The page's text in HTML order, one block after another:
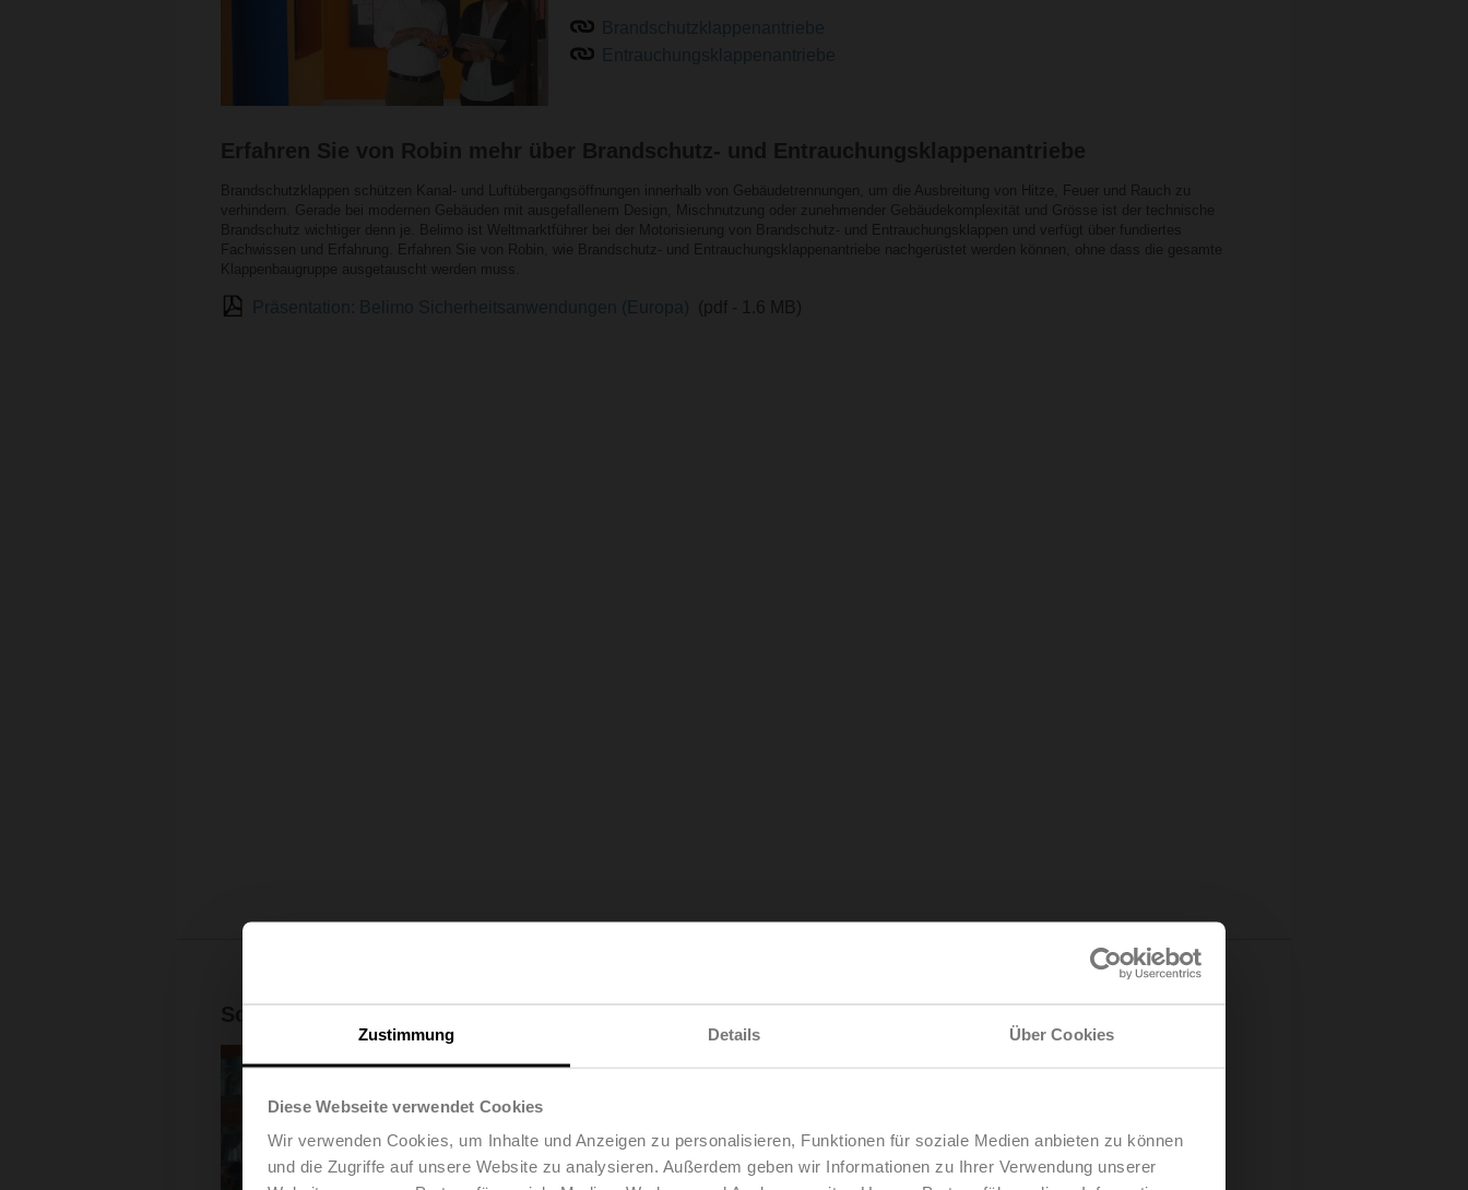
Zustimmung Details Über Cookies
Diese Webseite verwendet Cookies
Wir verwenden Cookies, um Inhalte und Anzeigen zu personalisieren, Funktionen für soziale Medien anbieten zu können
und die Zugriffe auf unsere Website zu analysieren. Außerdem geben wir Informationen zu Ihrer Verwendung unserer
Erfahren Sie von Robin mehr über Brandschutz- und Entrauchungsklappenantriebe
Brandschutzklappen schützen Kanal- und Luftübergangsöffnungen innerhalb von Gebäudetrennungen, um die Ausbreitung von Hitze, Feuer und Rauch zu
verhindern. Gerade bei modernen Gebäuden mit ausgefallenem Design, Mischnutzung oder zunehmender Gebäudekomplexität und Grösse ist der technische
Brandschutz wichtiger denn je. Belimo ist Weltmarktführer bei der Motorisierung von Brandschutz- und Entrauchungsklappen und verfügt über fundiertes
Fachwissen und Erfahrung. Erfahren Sie von Robin, wie Brandschutz- und Entrauchungsklappenantriebe nachgerüstet werden können, ohne dass die gesamte
Klappenbaugruppe ausgetauscht werden muss.
(pdf - 1.6 MB)
zuverlässigen Betrieb auch in kritischen Situationen aus. Im Rahmen von
höchsten Qualitätsanforderungen erfüllt werden.
Klappenantriebe mit Notstellfunktion